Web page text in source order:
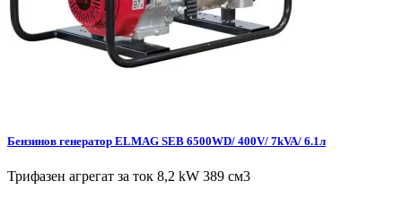
Бензинов генератор ELMAG SEB 6500WD/ 400V/ 7kVA/ 6.1л
Трифазен агрегат за ток 8,2 kW 389 см3